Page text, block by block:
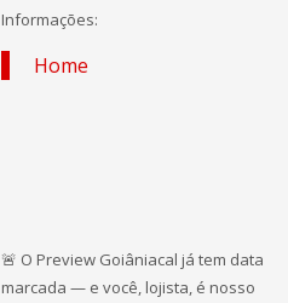
Informações:
Home
🚨 O Preview Goiâniacal já tem data
marcada — e você, lojista, é nosso